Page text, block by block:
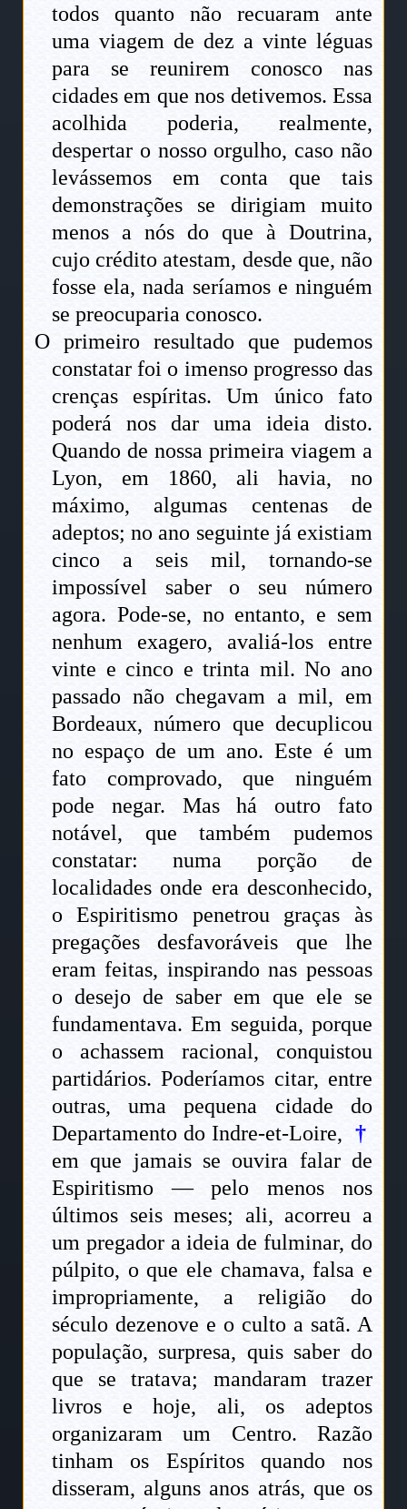
todos quanto não recuaram ante
uma viagem de dez a vinte léguas
para se reunirem conosco nas
cidades em que nos detivemos. Essa
acolhida poderia, realmente,
despertar o nosso orgulho, caso não
levássemos em conta que tais
demonstrações se dirigiam muito
menos a nós do que à Doutrina,
cujo crédito atestam, desde que, não
fosse ela, nada seríamos e ninguém
se preocuparia conosco.
O primeiro resultado que pudemos
constatar foi o imenso progresso das
crenças espíritas. Um único fato
poderá nos dar uma ideia disto.
Quando de nossa primeira viagem a
Lyon, em 1860, ali havia, no
máximo, algumas centenas de
adeptos; no ano seguinte já existiam
cinco a seis mil, tornando-se
impossível saber o seu número
agora. Pode-se, no entanto, e sem
nenhum exagero, avaliá-los entre
vinte e cinco e trinta mil. No ano
passado não chegavam a mil, em
Bordeaux, número que decuplicou
no espaço de um ano. Este é um
fato comprovado, que ninguém
pode negar. Mas há outro fato
notável, que também pudemos
constatar: numa porção de
localidades onde era desconhecido,
o Espiritismo penetrou graças às
pregações desfavoráveis que lhe
eram feitas, inspirando nas pessoas
o desejo de saber em que ele se
fundamentava. Em seguida, porque
o achassem racional, conquistou
partidários. Poderíamos citar, entre
outras, uma pequena cidade do
Departamento do Indre-et-Loire, †
em que jamais se ouvira falar de
Espiritismo — pelo menos nos
últimos seis meses; ali, acorreu a
um pregador a ideia de fulminar, do
púlpito, o que ele chamava, falsa e
impropriamente, a religião do
século dezenove e o culto a satã. A
população, surpresa, quis saber do
que se tratava; mandaram trazer
livros e hoje, ali, os adeptos
organizaram um Centro. Razão
tinham os Espíritos quando nos
disseram, alguns anos atrás, que os